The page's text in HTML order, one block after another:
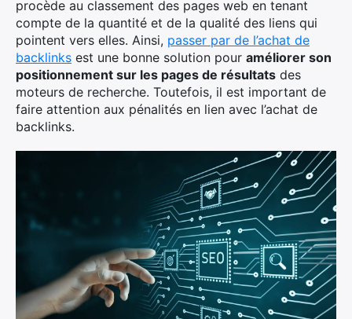
procède au classement des pages web en tenant
compte de la quantité et de la qualité des liens qui
pointent vers elles. Ainsi, passer par de l’achat de
backlinks est une bonne solution pour améliorer son
positionnement sur les pages de résultats des
moteurs de recherche. Toutefois, il est important de
faire attention aux pénalités en lien avec l’achat de
backlinks.